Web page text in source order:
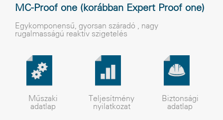
MC-Proof one (korábban Expert Proof one)
Egykomponensû, gyorsan száradó , nagy
rugalmasságú reaktív szigetelés
Műszaki
adatlap
Teljesítmény
nyilatkozat
Biztonsági
adatlap